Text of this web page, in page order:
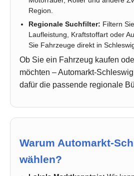
Region.
Regionale Suchfilter: Filtern
Laufleistung, Kraftstoffart oder
Sie Fahrzeuge direkt in
Ob Sie ein Fahrzeug kaufen
möchten – Automarkt-
dafür die passende regionale
Warum Automarkt-
wählen?